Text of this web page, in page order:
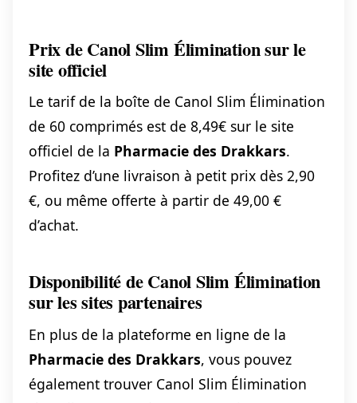
Prix de Canol Slim Élimination sur le
site officiel
Le tarif de la boîte de Canol Slim Élimination
de 60 comprimés est de 8,49€ sur le site
officiel de la Pharmacie des Drakkars.
Profitez d’une livraison à petit prix dès 2,90
€, ou même offerte à partir de 49,00 €
d’achat.
Disponibilité de Canol Slim Élimination
sur les sites partenaires
En plus de la plateforme en ligne de la
Pharmacie des Drakkars, vous pouvez
également trouver Canol Slim Élimination